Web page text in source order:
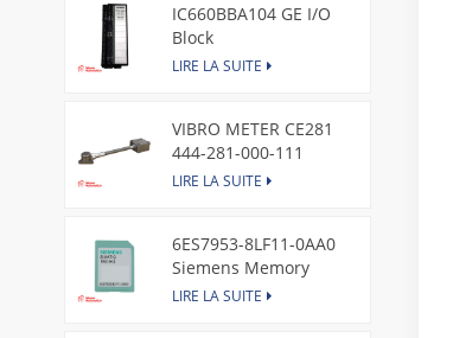
IC660BBA104 GE I/O
Block
LIRE LA SUITE
VIBRO METER CE281
444-281-000-111
Piezoelectric Pressure
LIRE LA SUITE
6ES7953-8LF11-0AA0
Siemens Memory
Card
LIRE LA SUITE